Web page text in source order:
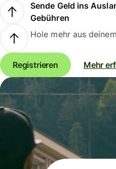
Sende Geld ins
Gebühren
Hole mehr aus
Registrieren Mehr